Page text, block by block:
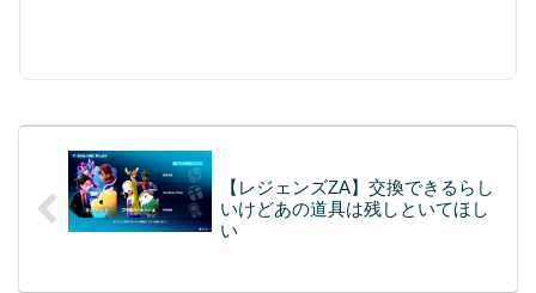
【レジェンズZA】交換できるらし
いけどあの道具は残しといてほし
い